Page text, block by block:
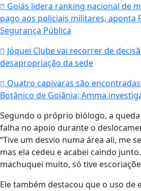
Goiás lidera ranking nacional de
pago aos policiais militares, aponta
Segurança Pública
Jóquei Clube vai recorrer de
desapropriação da sede
Quatro capivaras são
Botânico de Goiânia; Amma
Segundo o próprio biólogo, a
falha no apoio durante o
“Tive um desvio numa área ali, me
mas ela cedeu e acabei caindo
machuquei muito, só tive
Ele também destacou que o uso de